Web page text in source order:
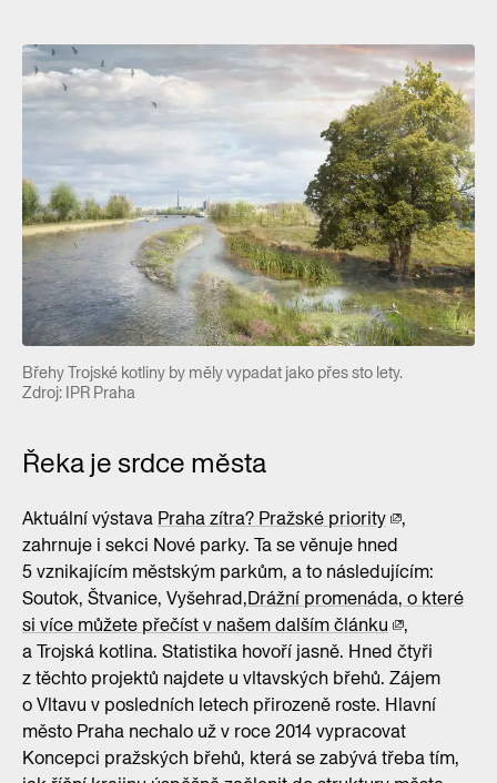
Břehy Trojské kotliny by měly vypadat jako přes sto lety.
Zdroj: IPR Praha
Řeka je srdce města
Aktuální výstava Praha zítra? Pražské priority
,
zahrnuje i sekci Nové parky. Ta se věnuje hned
5 vznikajícím městským parkům, a to následujícím:
Soutok, Štvanice, Vyšehrad,Drážní promenáda, o které
si více můžete přečíst v našem dalším článku
,
a Trojská kotlina. Statistika hovoří jasně. Hned čtyři
z těchto projektů najdete u vltavských břehů. Zájem
o Vltavu v posledních letech přirozeně roste. Hlavní
město Praha nechalo už v roce 2014 vypracovat
Koncepci pražských břehů, která se zabývá třeba tím,